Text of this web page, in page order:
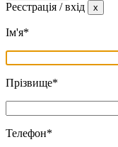
Реєстрація / вхід x
Ім'я*
Прізвище*
Телефон*